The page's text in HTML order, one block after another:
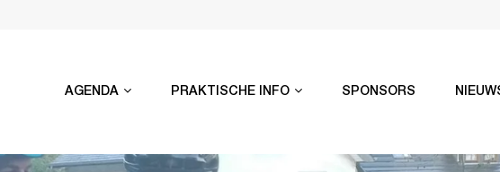
AGENDA PRAKTISCHE INFO SPONSORS